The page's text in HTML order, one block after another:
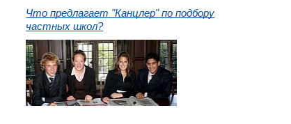
Что предлагает "Канцлер" по подбору
частных школ?